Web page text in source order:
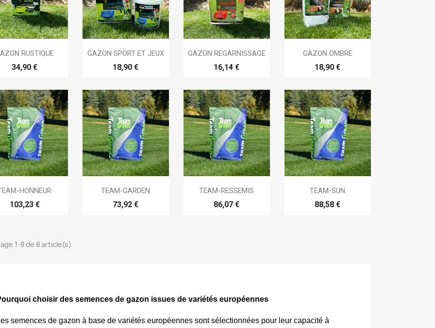
Aperçu rapide
RUSTIQUE
34,90 €
Aperçu rapide
GAZON SPORT ET JEUX
18,90 €
Aperçu rapide
GAZON REGARNISSAGE
16,14 €
Aperçu rapide
GAZON OMBRE
18,90 €
Aperçu rapide
HONNEUR
103,23 €
Aperçu rapide
TEAM-GARDEN
73,92 €
Aperçu rapide
TEAM-RESSEMIS
86,07 €
Aperçu rapide
TEAM-SUN
88,58 €
1-8 de 8 article(s)
choisir des semences de gazon issues de variétés européennes
semences de gazon à base de variétés européennes sont sélectionnées pour leur capacité à